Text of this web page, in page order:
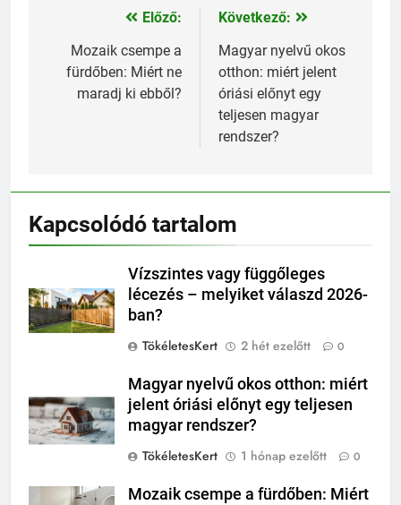
Bejegyzés
navigáció
Előző:
Mozaik csempe a
fürdőben: Miért ne
maradj ki ebből?
Következő:
Magyar nyelvű okos
otthon: miért jelent
óriási előnyt egy
teljesen magyar
rendszer?
Kapcsolódó tartalom
Vízszintes vagy függőleges
lécezés – melyiket válaszd 2026-
ban?
TökéletesKert
2 hét ezelőtt 0
Magyar nyelvű okos otthon: miért
jelent óriási előnyt egy teljesen
magyar rendszer?
TökéletesKert
1 hónap ezelőtt 0
Mozaik csempe a fürdőben: Miért